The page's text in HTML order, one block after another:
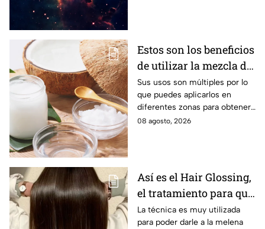
Estos son los beneficios
de utilizar la mezcla de
aceite de coco y
bicarbonato
Sus usos son múltiples por lo
que puedes aplicarlos en
diferentes zonas para obtener
beneficios.
08 agosto, 2026
Así es el Hair Glossing,
el tratamiento para que
tu cabello refleje la luz
La técnica es muy utilizada
para poder darle a la melena